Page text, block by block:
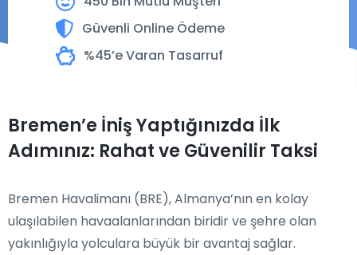
Güvenli Online Ödeme
%45’e Varan Tasarruf
Bremen’e İniş Yaptığınızda İlk
Adımınız: Rahat ve Güvenilir Taksi
Bremen Havalimanı (BRE), Almanya’nın en kolay
ulaşılabilen havaalanlarından biridir ve şehre olan
yakınlığıyla yolculara büyük bir avantaj sağlar.